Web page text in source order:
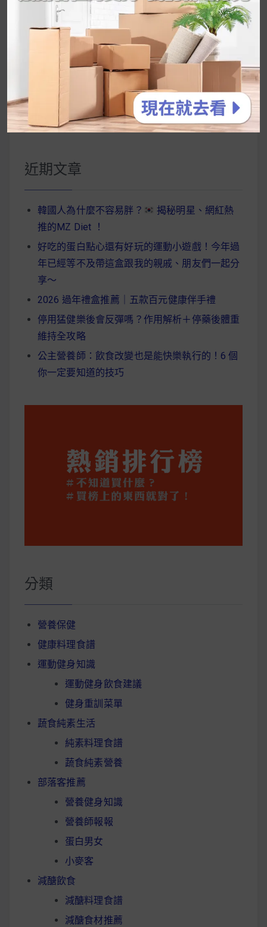
UrMart 為你打造理想生活
搜
尋
鍵
字:
近期文章
韓國人為什麼不容易胖？
揭秘明星、網紅熱
推的MZ Diet ！
好吃的蛋白點心還有好玩的運動小遊戲！今年過
年已經等不及帶這盒跟我的親戚、朋友們一起分
享～
2026 過年禮盒推薦｜五款百元健康伴手禮
停用猛健樂後會反彈嗎？作用解析＋停藥後體重
維持全攻略
公主營養師：飲食改變也是能快樂執行的！6 個
你一定要知道的技巧
分類
營養保健
健康料理食譜
運動健身知識
運動健身飲食建議
健身重訓菜單
蔬食純素生活
純素料理食譜
蔬食純素營養
部落客推薦
營養健身知識
營養師報報
蛋白男女
小麥客
減醣飲食
減醣料理食譜
減醣食材推薦